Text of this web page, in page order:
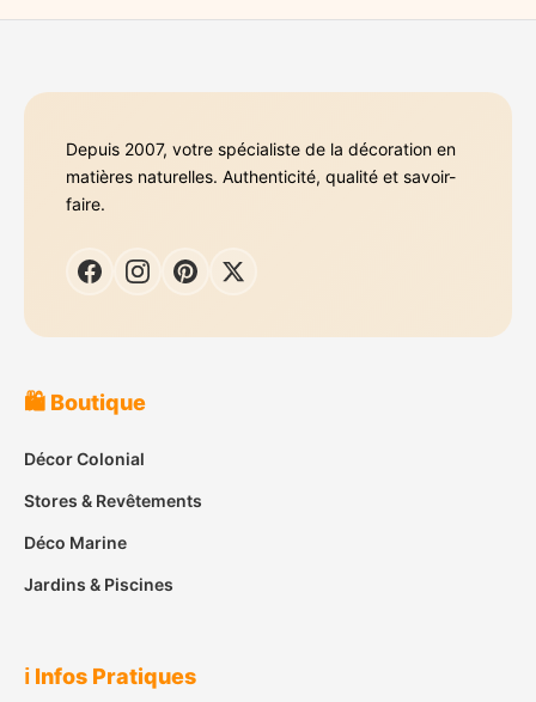
Depuis 2007, votre spécialiste de la décoration en
matières naturelles. Authenticité, qualité et savoir-
faire.
🛍️ Boutique
Décor Colonial
Stores & Revêtements
Déco Marine
Jardins & Piscines
ℹ️ Infos Pratiques